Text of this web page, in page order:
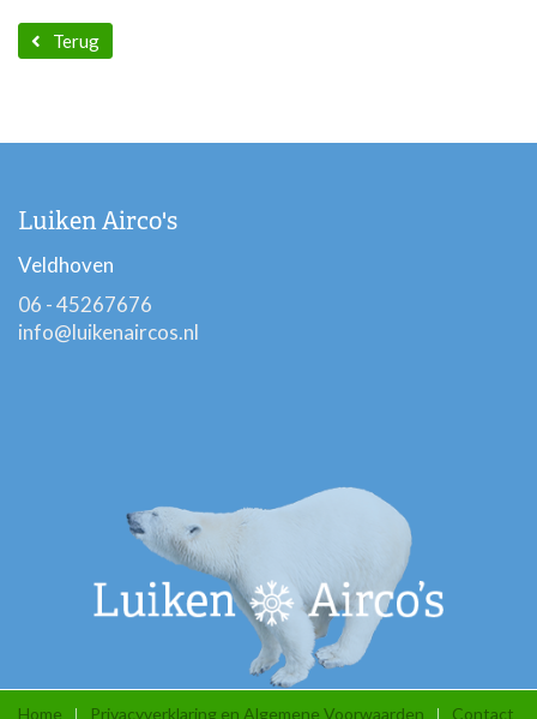
Terug
Luiken Airco's
Veldhoven
06 - 45267676
info@luikenaircos.nl
Home Privacyverklaring en Algemene Voorwaarden Contact